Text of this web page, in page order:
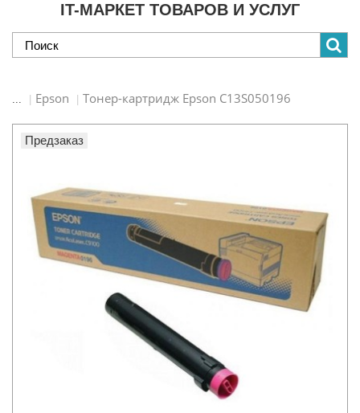
IT-МАРКЕТ ТОВАРОВ И УСЛУГ
... Epson Тонер-картридж Epson C13S050196
Предзаказ